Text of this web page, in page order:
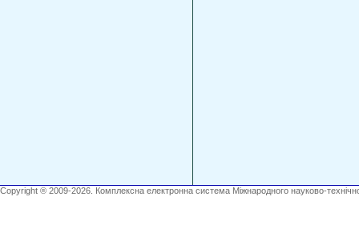
Copyright ® 2009-2026. Комплексна електронна система Міжнародного науково-